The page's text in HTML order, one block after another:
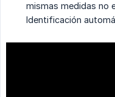
mismas medidas no
Identificación